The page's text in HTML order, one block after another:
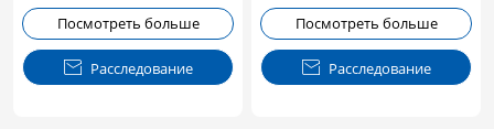
питания Retort Spout
Pouch
Посмотреть больше
 Расследование
реторта продукта
питания
Посмотреть больше
 Расследование